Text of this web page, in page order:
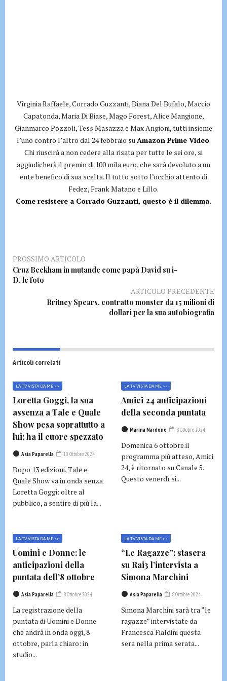
Virginia Raffaele, Corrado Guzzanti, Diana Del Bufalo, Maccio
Capatonda, Maria Di Biase, Mago Forest, Alice Mangione,
Gianmarco Pozzoli, Tess Masazza e Max Angioni, tutti insieme
l’uno contro l’altro dal 24 febbraio suAmazon Prime Video.
Chi riuscirà a non cedere alla risata per tutte le sei ore, si
aggiudicherà il premio di 100 mila euro, che sarà devoluto a un
ente benefico di sua scelta. Il tutto sotto l’occhio attento di
Fedez, Frank Matano e Lillo.
Come resistere a Corrado Guzzanti, questo è il dilemma.
PROSSIMO ARTICOLO
Cruz Beckham in mutande come papà David su i-
D, le foto
ARTICOLO PRECEDENTE
Britney Spears, contratto monster da 15 milioni di
dollari per la sua autobiografia
Articoli correlati
LA TV VISTA DA ME >>
Loretta Goggi, la sua
assenza a Tale e Quale
Show pesa soprattutto a
lui: ha il cuore spezzato
Asia Paparella 10 Ottobre 2024
Dopo 13 edizioni, Tale e
Quale Show va in onda senza
Loretta Goggi: oltre al
pubblico, a sentire di più la...
LA TV VISTA DA ME >>
Amici 24 anticipazioni
della seconda puntata
Marina Nardone 8 Ottobre 2024
Domenica 6 ottobre il
programma più atteso, Amici
24, è ritornato su Canale 5.
Questo venerdì si...
LA TV VISTA DA ME >>
Uomini e Donne: le
anticipazioni della
puntata dell’8 ottobre
Asia Paparella 8 Ottobre 2024
La registrazione della
puntata di Uomini e Donne
che andrà in onda oggi, 8
ottobre, parla chiaro: in
studio...
LA TV VISTA DA ME >>
“Le Ragazze”: stasera
su Rai3 l’intervista a
Simona Marchini
Asia Paparella 8 Ottobre 2024
Simona Marchini sarà tra “le
ragazze” intervistate da
Francesca Fialdini questa
sera nella prima serata...